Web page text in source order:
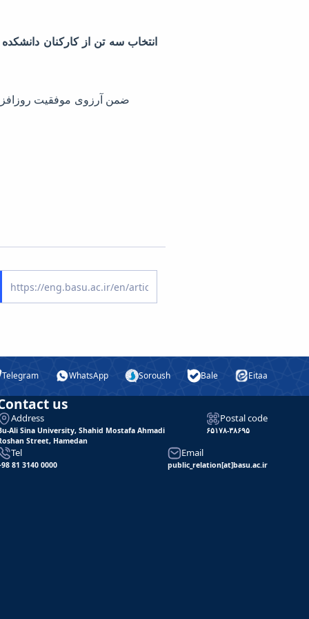
انتخاب سه تن از کارکنان
Telegram WhatsApp Soroush Bale Eitaa
us
Address
Ali Sina University, Shahid Mostafa Ahmadi
Street, Hamedan
Postal code
۶۵۱۷۸-۳۸۶۹۵
Tel
81 3140 0000
Email
public_relation[at]basu.ac.ir